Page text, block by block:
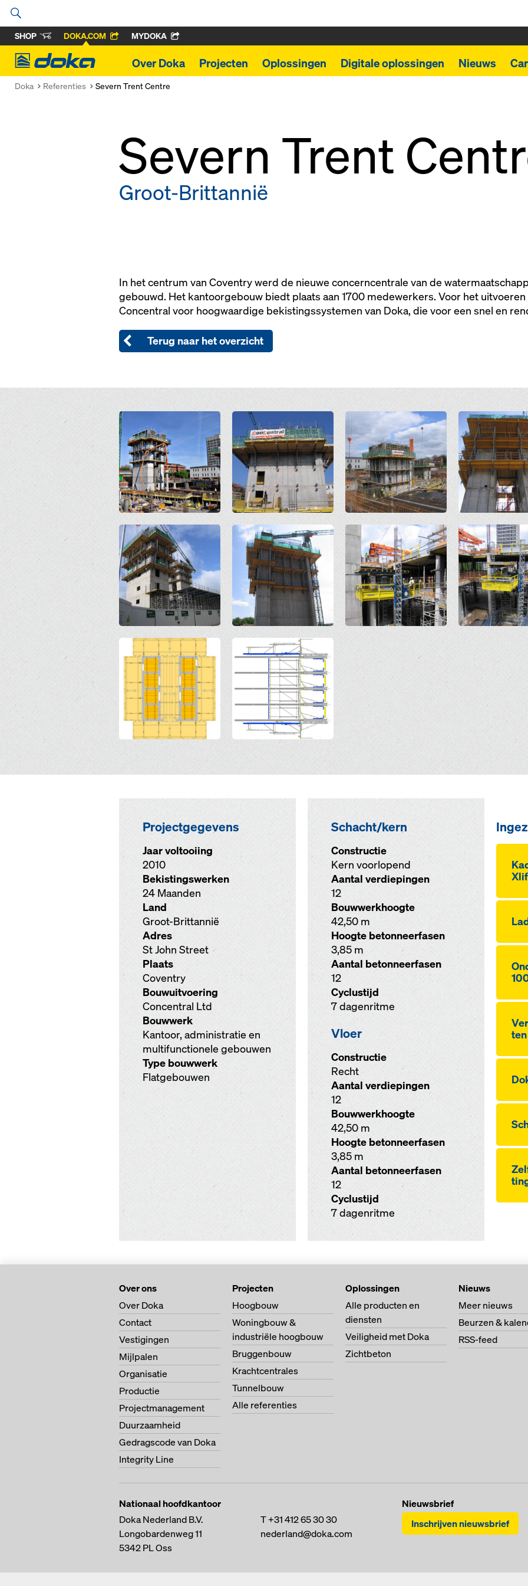
SHOP DOKA.COM MYDOKA
Doka
Over Doka Projecten Oplossingen Digitale oplossingen Nieuws
Doka Referenties Severn Trent Centre
Severn Trent
Groot-Brittannië
In het centrum van Coventry werd de nieuwe concerncentrale van de
gebouwd. Het kantoorgebouw biedt plaats aan 1700 medewerkers. Voor het
Concentral voor hoogwaardige bekistingssystemen van Doka, die voor een snel en
Terug naar het overzicht
Open Open Open Open
Open Open Open Open
Open Open
Projectgegevens
Jaar voltooiing
2010
Bekistingswerken
24 Maanden
Land
Groot-Brittannië
Adres
St John Street
Plaats
Coventry
Bouwuitvoering
Concentral Ltd
Bouwwerk
Kantoor, administratie en
multifunctionele gebouwen
Type bouwwerk
Flatgebouwen
Schacht/kern
Constructie
Kern voorlopend
Aantal verdiepingen
12
Bouwwerkhoogte
42,50 m
Hoogte betonneerfasen
3,85 m
Aantal betonneerfasen
12
Cyclustijd
7 dagenritme
Vloer
Constructie
Recht
Aantal verdiepingen
12
Bouwwerkhoogte
42,50 m
Hoogte betonneerfasen
3,85 m
Aantal betonneerfasen
12
Cyclustijd
7 dagenritme
Over ons
Over Doka
Contact
Vestigingen
Mijlpalen
Organisatie
Productie
Projectmanagement
Duurzaamheid
Gedragscode van Doka
Integrity Line
Projecten
Hoogbouw
Woningbouw &
industriële hoogbouw
Bruggenbouw
Krachtcentrales
Tunnelbouw
Alle referenties
Oplossingen
Alle producten en
diensten
Veiligheid met Doka
Zichtbeton
Nieuws
Meer nieuws
Beurzen &
RSS-feed
Nationaal hoofdkantoor
Doka Nederland B.V.
Longobardenweg 11
5342 PLOss
T+31 412 65 30 30
nederland@doka.com
Nieuwsbrief
Inschrijven nieuwsbrief